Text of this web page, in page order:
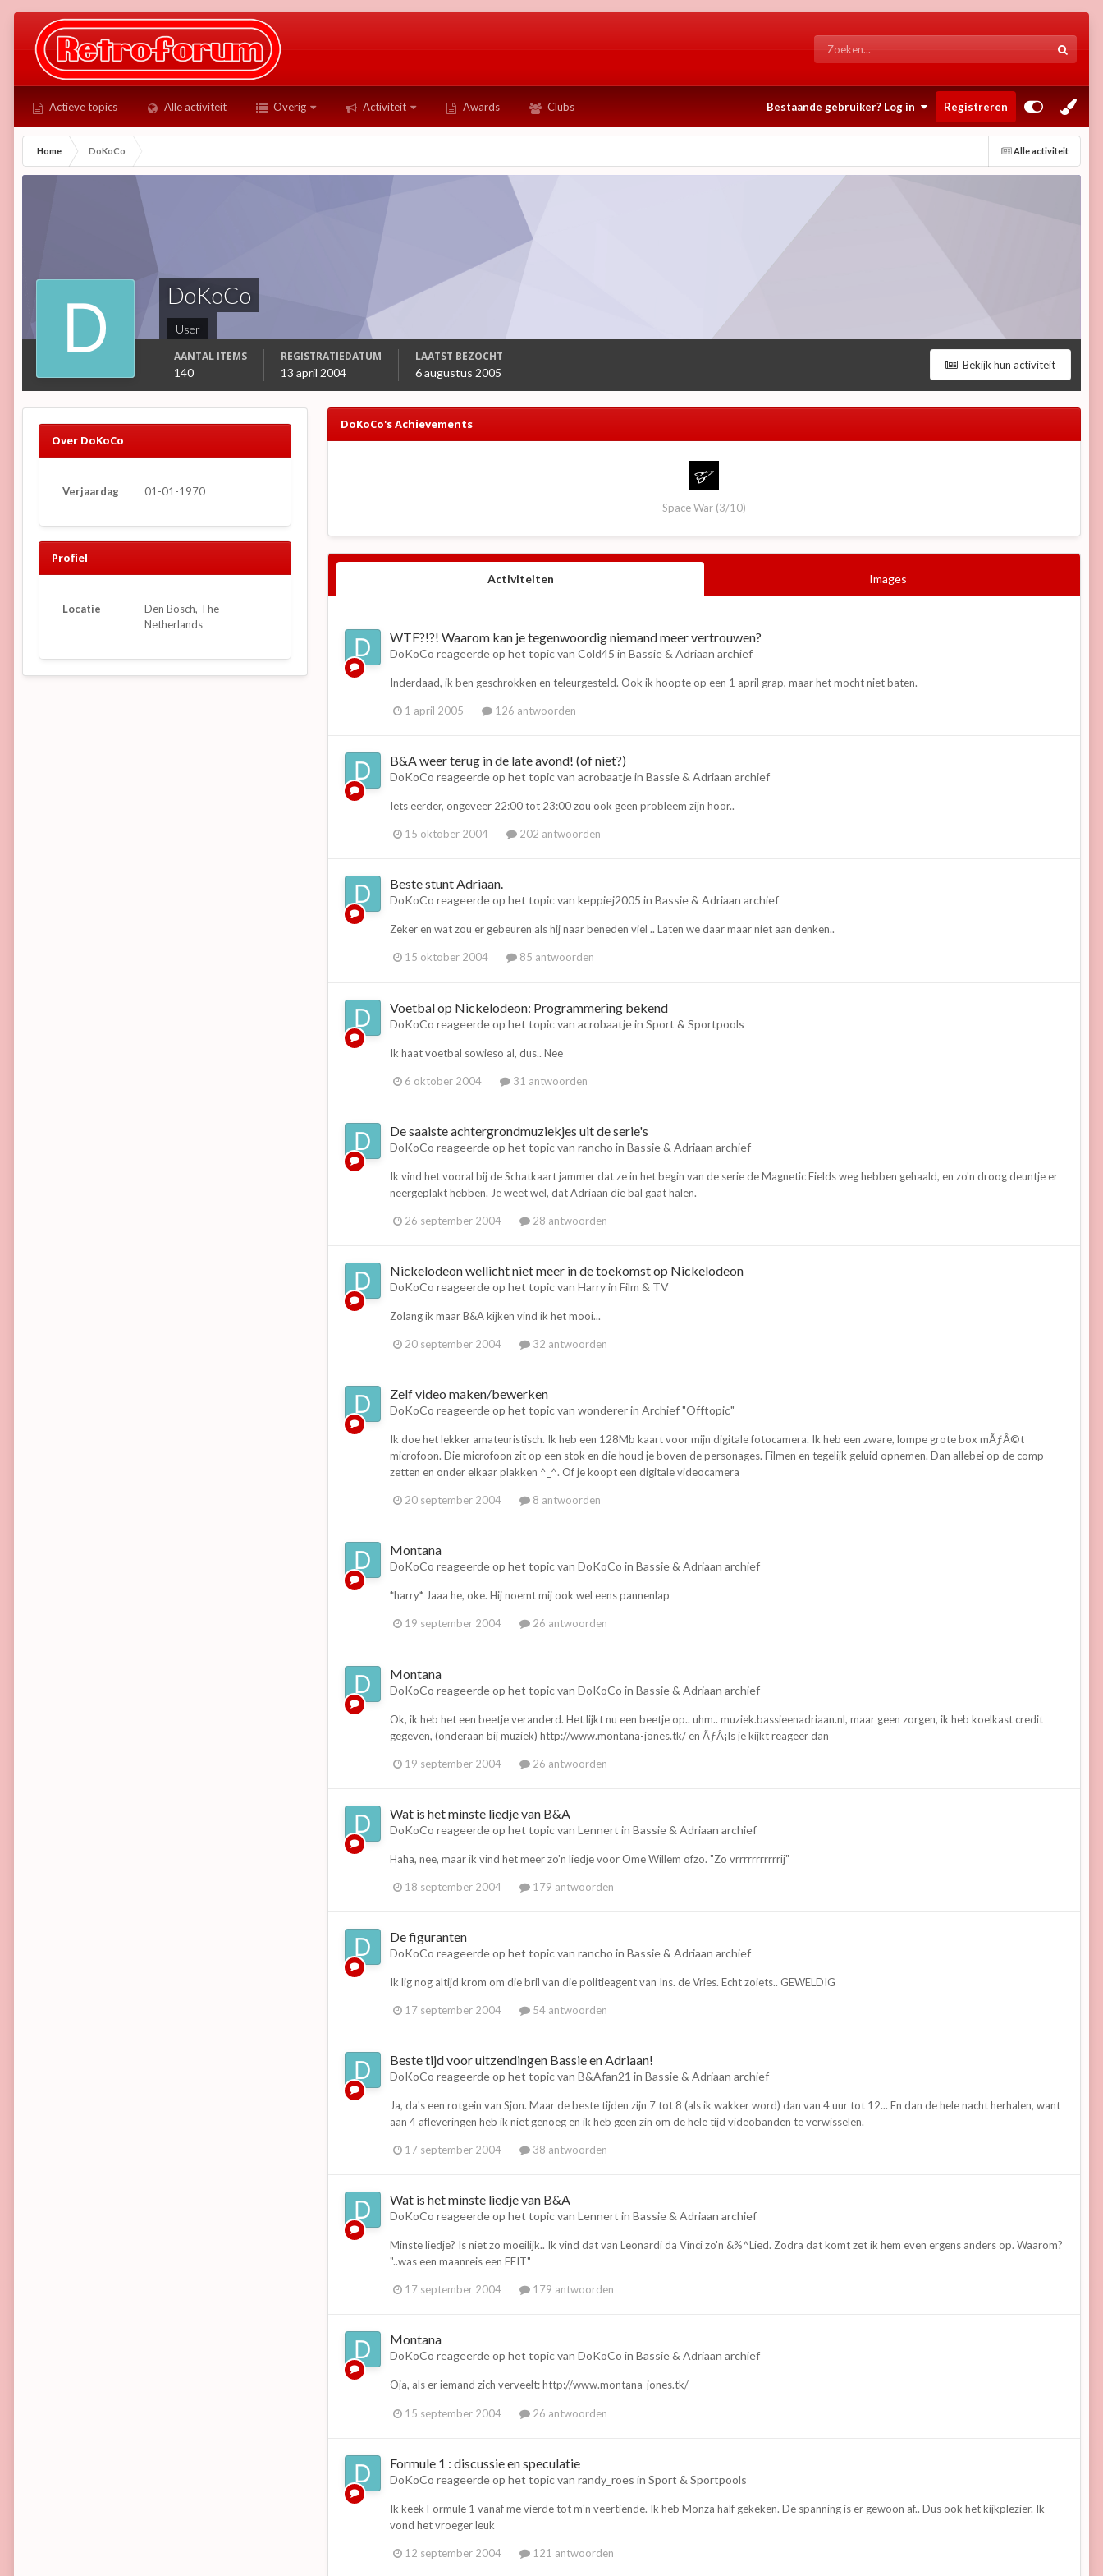
Actieve topics Alle activiteit Overig Activiteit Awards Clubs Bestaande gebruiker? Log in Registreren
Alle activiteit
Home DoKoCo
DoKoCo
User
Bekijk hun activiteit
AANTAL ITEMS
140
REGISTRATIEDATUM
13 april 2004
LAATST BEZOCHT
6 augustus 2005
Over DoKoCo
Verjaardag 01-01-1970
Profiel
Locatie
Den Bosch, The
Netherlands
DoKoCo's Achievements
Space War (3/10)
Activiteiten Images
WTF?!?! Waarom kan je tegenwoordig niemand meer vertrouwen?
DoKoCo reageerde op het topic van Cold45 in Bassie & Adriaan archief
Inderdaad, ik ben geschrokken en teleurgesteld. Ook ik hoopte op een 1 april grap, maar het mocht niet baten.
1 april 2005 126 antwoorden
B&A weer terug in de late avond! (of niet?)
DoKoCo reageerde op het topic van acrobaatjein Bassie & Adriaan archief
Iets eerder, ongeveer 22:00 tot 23:00 zou ook geen probleem zijn hoor..
15 oktober 2004 202 antwoorden
Beste stunt Adriaan.
DoKoCo reageerde op het topic van keppiej2005 in Bassie & Adriaan archief
Zeker en wat zou er gebeuren als hij naar beneden viel .. Laten we daar maar niet aan denken..
15 oktober 2004 85 antwoorden
Voetbal op Nickelodeon: Programmering bekend
DoKoCo reageerde op het topic van acrobaatjein Sport & Sportpools
Ik haat voetbal sowieso al, dus.. Nee
6 oktober 2004 31 antwoorden
De saaiste achtergrondmuziekjes uit de serie's
DoKoCo reageerde op het topic van rancho in Bassie & Adriaan archief
Ik vind het vooral bij de Schatkaart jammer dat ze in het begin van de serie de Magnetic Fields weg hebben gehaald, en zo'n droog deuntje er
neergeplakt hebben. Je weet wel, dat Adriaan die bal gaat halen.
26 september 2004 28 antwoorden
Nickelodeon wellicht niet meer in de toekomst op Nickelodeon
DoKoCo reageerde op het topic van Harryin Film & TV
Zolang ik maar B&A kijken vind ik het mooi...
20 september 2004 32 antwoorden
Zelf video maken/bewerken
DoKoCo reageerde op het topic van wondererin Archief "Offtopic"
Ik doe het lekker amateuristisch. Ik heb een 128Mb kaart voor mijn digitale fotocamera. Ik heb een zware, lompe grote box mÃƒÂ©t
microfoon. Die microfoon zit op een stok en die houd je boven de personages. Filmen en tegelijk geluid opnemen. Dan allebei op de comp
zetten en onder elkaar plakken ^_^. Of je koopt een digitale videocamera
20 september 2004 8 antwoorden
Montana
DoKoCo reageerde op het topic van DoKoCo in Bassie & Adriaan archief
*harry* Jaaa he, oke. Hij noemt mij ook wel eens pannenlap
19 september 2004 26 antwoorden
Montana
DoKoCo reageerde op het topic van DoKoCo in Bassie & Adriaan archief
Ok, ik heb het een beetje veranderd. Het lijkt nu een beetje op.. uhm.. muziek.bassieenadriaan.nl, maar geen zorgen, ik heb koelkast credit
gegeven, (onderaan bij muziek) http://www.montana-jones.tk/ en ÃƒÂ¡ls je kijkt reageer dan
19 september 2004 26 antwoorden
Wat is het minste liedje van B&A
DoKoCo reageerde op het topic van Lennert in Bassie & Adriaan archief
Haha, nee, maar ik vind het meer zo'n liedje voor Ome Willem ofzo. "Zo vrrrrrrrrrrrij"
18 september 2004 179 antwoorden
De figuranten
DoKoCo reageerde op het topic van rancho in Bassie & Adriaan archief
Ik lig nog altijd krom om die bril van die politieagent van Ins. de Vries. Echt zoiets.. GEWELDIG
17 september 2004 54 antwoorden
Beste tijd voor uitzendingen Bassie en Adriaan!
DoKoCo reageerde op het topic van B&Afan21 in Bassie & Adriaan archief
Ja, da's een rotgein van Sjon. Maar de beste tijden zijn 7 tot 8 (als ik wakker word) dan van 4 uur tot 12... En dan de hele nacht herhalen, want
aan 4 afleveringen heb ik niet genoeg en ik heb geen zin om de hele tijd videobanden te verwisselen.
17 september 2004 38 antwoorden
Wat is het minste liedje van B&A
DoKoCo reageerde op het topic van Lennert in Bassie & Adriaan archief
Minste liedje? Is niet zo moeilijk.. Ik vind dat van Leonardi da Vinci zo'n &%^Lied. Zodra dat komt zet ik hem even ergens anders op. Waarom?
"..was een maanreis een FEIT"
17 september 2004 179 antwoorden
Montana
DoKoCo reageerde op het topic van DoKoCo in Bassie & Adriaan archief
Oja, als er iemand zich verveelt: http://www.montana-jones.tk/
15 september 2004 26 antwoorden
Formule 1 : discussie en speculatie
DoKoCo reageerde op het topic van randy_roes in Sport & Sportpools
Ik keek Formule 1 vanaf me vierde tot m'n veertiende. Ik heb Monza half gekeken. De spanning is er gewoon af.. Dus ook het kijkplezier. Ik
vond het vroeger leuk
12 september 2004 121 antwoorden